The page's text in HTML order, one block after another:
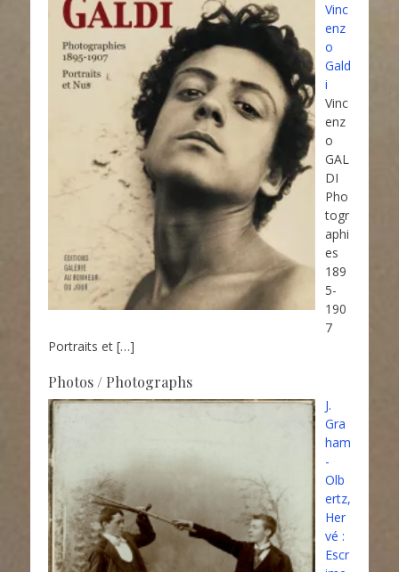
Vinc
enz
o
Gald
i
Vinc
enz
o
GAL
DI
Pho
togr
aphi
es
189
5-
190
7
Portraits et […]
Photos / Photographs
J.
Gra
ham
-
Olb
ertz,
Her
vé :
Escr